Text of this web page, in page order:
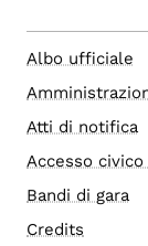
Albo ufficiale
Atti di notifica
Accesso
Bandi di gara
Credits